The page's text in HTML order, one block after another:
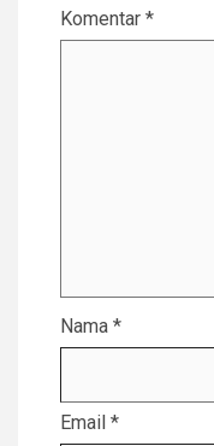
Komentar *
Nama *
Email *